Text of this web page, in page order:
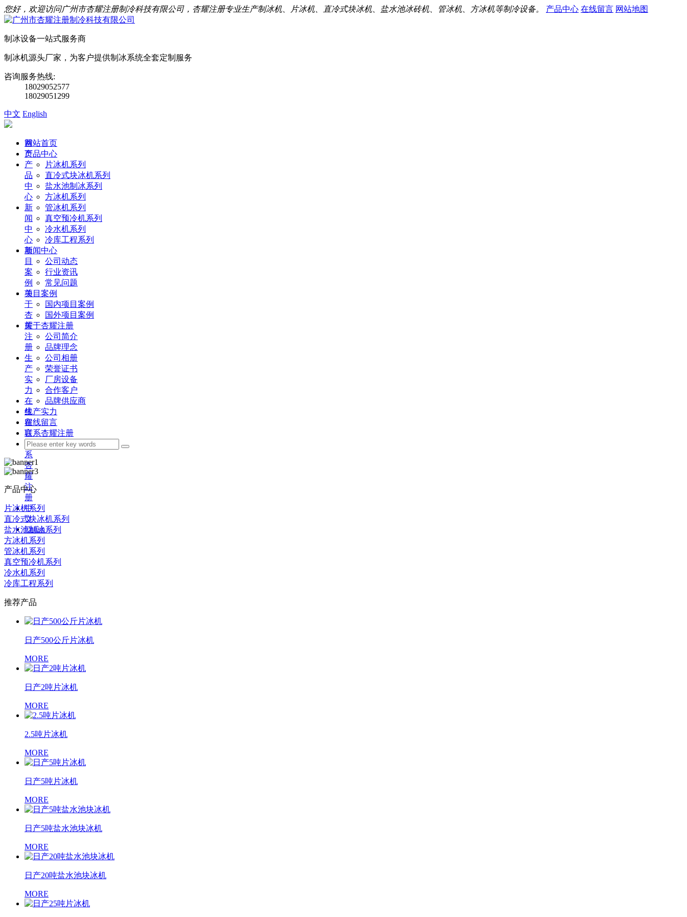
您好，欢迎访问广州市杏耀注册制冷科技有限公司，杏耀注册专业生产制冰机、片冰机、直冷式块冰机、盐水池冰砖机、管冰机、方冰机等制冷设备。 产品中心 在线留言 网站地图
制冰设备一站式服务商
制冰机源头厂家，为客户提供制冰系统全套定制服务
咨询服务热线:
18029052577
18029051299
中文 English
首
页
产
品
中
心
新
闻
中
心
项
目
案
例
关
于
杏
耀
注
册
生
产
实
力
在
线
留
言
联
系
杏
耀
注
册
中
文
Enlish
网站首页
产品中心
片冰机系列
直冷式块冰机系列
盐水池制冰系列
方冰机系列
管冰机系列
真空预冷机系列
冷水机系列
冷库工程系列
新闻中心
公司动态
行业资讯
常见问题
项目案例
国内项目案例
国外项目案例
关于杏耀注册
公司简介
品牌理念
公司相册
荣誉证书
厂房设备
合作客户
品牌供应商
生产实力
在线留言
联系杏耀注册
产品中心
片冰机系列
直冷式块冰机系列
盐水池制冰系列
方冰机系列
管冰机系列
真空预冷机系列
冷水机系列
冷库工程系列
推荐产品
日产500公斤片冰机
MORE
日产2吨片冰机
MORE
2.5吨片冰机
MORE
日产5吨片冰机
MORE
日产5吨盐水池块冰机
MORE
日产20吨盐水池块冰机
MORE